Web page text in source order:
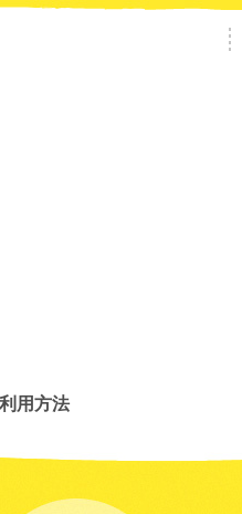
用方法